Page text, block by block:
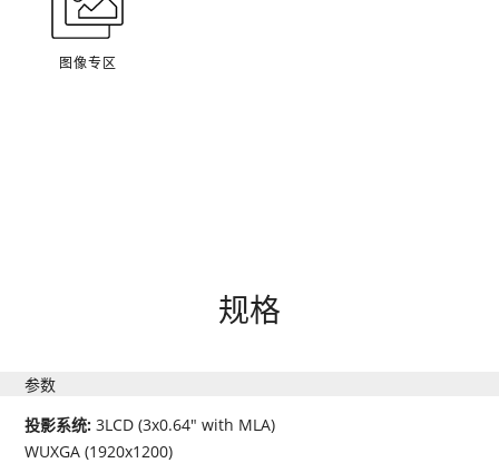
图像专区
规格
参数
投影系统:3LCD (3x0.64" with MLA)
WUXGA (1920x1200)